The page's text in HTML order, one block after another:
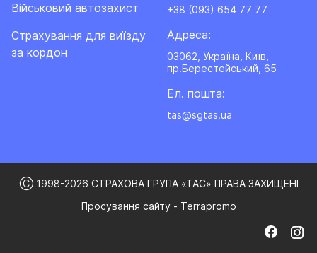
Військовий автозахист
Cтрахування для виїзду
за кордон
+38 (093) 654 77 77
Адреса:
03062, Україна, Київ,
пр.Берестейський, 65
Ел. пошта:
tas@sgtas.ua
Ⓒ 1998-2026 СТРАХОВА ГРУПА «ТАС» ПРАВА ЗАХИЩЕНІ
Просування сайту - Terrapromo